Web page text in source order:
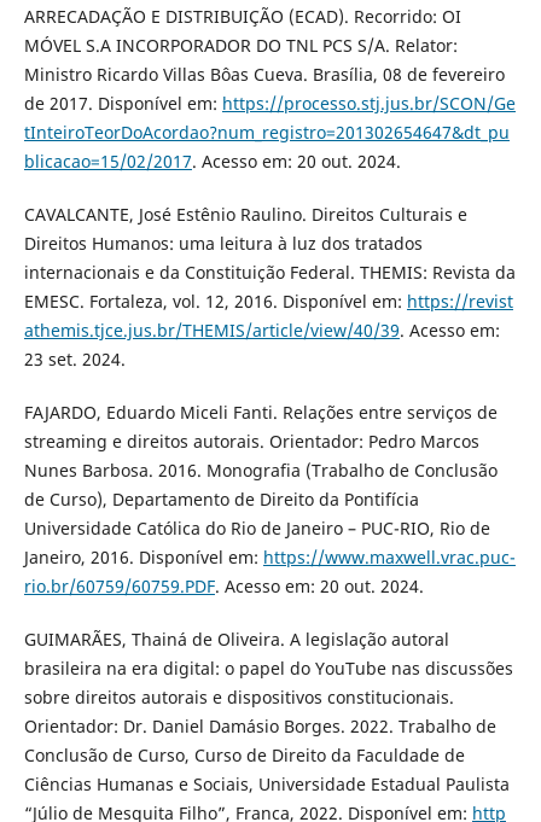
ARRECADAÇÃO E DISTRIBUIÇÃO (ECAD). Recorrido: OI
MÓVEL S.A INCORPORADOR DO TNL PCS S/A. Relator:
Ministro Ricardo Villas Bôas Cueva. Brasília, 08 de fevereiro
de 2017. Disponível em: https://processo.stj.jus.br/SCON/Ge
tInteiroTeorDoAcordao?num_registro=201302654647&dt_pu
blicacao=15/02/2017. Acesso em: 20 out. 2024.
CAVALCANTE, José Estênio Raulino. Direitos Culturais e
Direitos Humanos: uma leitura à luz dos tratados
internacionais e da Constituição Federal. THEMIS: Revista da
EMESC. Fortaleza, vol. 12, 2016. Disponível em: https://revist
athemis.tjce.jus.br/THEMIS/article/view/40/39. Acesso em:
23 set. 2024.
FAJARDO, Eduardo Miceli Fanti. Relações entre serviços de
streaming e direitos autorais. Orientador: Pedro Marcos
Nunes Barbosa. 2016. Monografia (Trabalho de Conclusão
de Curso), Departamento de Direito da Pontifícia
Universidade Católica do Rio de Janeiro – PUC-RIO, Rio de
Janeiro, 2016. Disponível em: https://www.maxwell.vrac.puc-
rio.br/60759/60759.PDF. Acesso em: 20 out. 2024.
GUIMARÃES, Thainá de Oliveira. A legislação autoral
brasileira na era digital: o papel do YouTube nas discussões
sobre direitos autorais e dispositivos constitucionais.
Orientador: Dr. Daniel Damásio Borges. 2022. Trabalho de
Conclusão de Curso, Curso de Direito da Faculdade de
Ciências Humanas e Sociais, Universidade Estadual Paulista
“Júlio de Mesquita Filho”, Franca, 2022. Disponível em: http